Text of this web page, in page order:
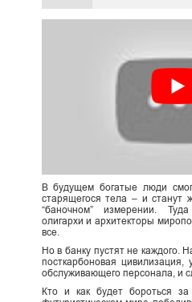
В будущем богатые люди
старящегося тела – и станут
“баночном” измерении.
олигархи и архитекторы
все.
Но в банку пустят не каждого.
посткарбоновая
обслуживающего персонала, и
Кто и как будет бороться